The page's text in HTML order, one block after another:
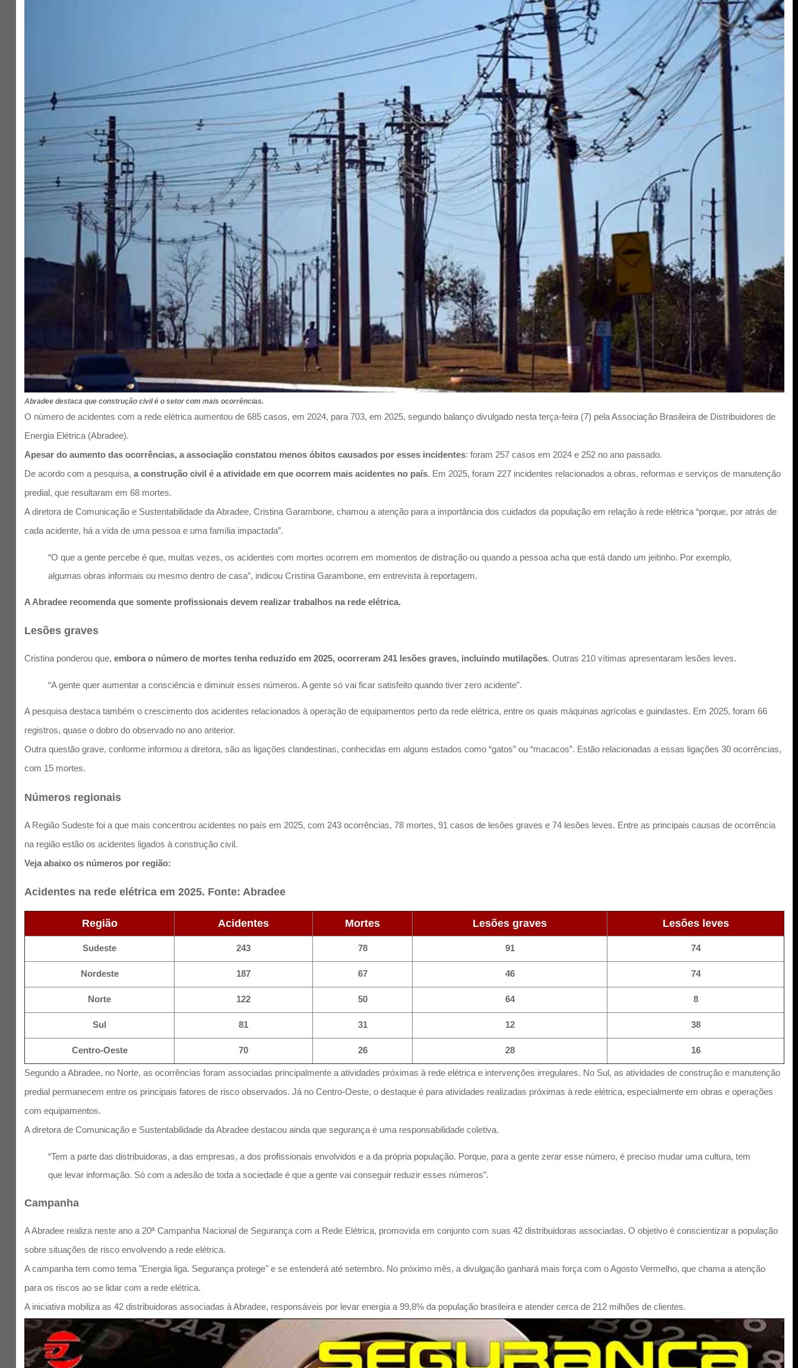
Abradee destaca que construção civil é o setor com mais ocorrências.
O número de acidentes com a rede elétrica aumentou de 685 casos, em 2024, para 703, em 2025, segundo balanço divulgado nesta terça-feira (7) pela Associação Brasileira de Distribuidores de
Energia Elétrica (Abradee).
Apesar do aumento das ocorrências, a associação constatou menos óbitos causados por esses incidentes: foram 257 casos em 2024 e 252 no ano passado.
De acordo com a pesquisa,a construção civil é a atividade em que ocorrem mais acidentes no país. Em 2025, foram 227 incidentes relacionados a obras, reformas e serviços de manutenção
predial, que resultaram em 68 mortes.
A diretora de Comunicação e Sustentabilidade da Abradee, Cristina Garambone, chamou a atenção para a importância dos cuidados da população em relação à rede elétrica “porque, por atrás de
cada acidente, há a vida de uma pessoa e uma família impactada”.
“O que a gente percebe é que, muitas vezes, os acidentes com mortes ocorrem em momentos de distração ou quando a pessoa acha que está dando um jeitinho. Por exemplo,
algumas obras informais ou mesmo dentro de casa”, indicou Cristina Garambone, em entrevista à reportagem.
A Abradee recomenda que somente profissionais devem realizar trabalhos na rede elétrica.
Lesões graves
Cristina ponderou que,embora o número de mortes tenha reduzido em 2025, ocorreram 241 lesões graves, incluindo mutilações. Outras 210 vítimas apresentaram lesões leves.
“A gente quer aumentar a consciência e diminuir esses números. A gente só vai ficar satisfeito quando tiver zero acidente”.
A pesquisa destaca também o crescimento dos acidentes relacionados à operação de equipamentos perto da rede elétrica, entre os quais máquinas agrícolas e guindastes. Em 2025, foram 66
registros, quase o dobro do observado no ano anterior.
Outra questão grave, conforme informou a diretora, são as ligações clandestinas, conhecidas em alguns estados como “gatos” ou “macacos”. Estão relacionadas a essas ligações 30 ocorrências,
com 15 mortes.
Números regionais
A Região Sudeste foi a que mais concentrou acidentes no país em 2025, com 243 ocorrências, 78 mortes, 91 casos de lesões graves e 74 lesões leves. Entre as principais causas de ocorrência
na região estão os acidentes ligados à construção civil.
Veja abaixo os números por região:
Acidentes na rede elétrica em 2025. Fonte: Abradee
Região Acidentes Mortes Lesões graves Lesões leves
Sudeste 243 78 91 74
Nordeste 187 67 46 74
Norte 122 50 64 8
Sul 81 31 12 38
Centro-Oeste 70 26 28 16
Segundo a Abradee, no Norte, as ocorrências foram associadas principalmente a atividades próximas à rede elétrica e intervenções irregulares. No Sul, as atividades de construção e manutenção
predial permanecem entre os principais fatores de risco observados. Já no Centro-Oeste, o destaque é para atividades realizadas próximas à rede elétrica, especialmente em obras e operações
com equipamentos.
A diretora de Comunicação e Sustentabilidade da Abradee destacou ainda que segurança é uma responsabilidade coletiva.
“Tem a parte das distribuidoras, a das empresas, a dos profissionais envolvidos e a da própria população. Porque, para a gente zerar esse número, é preciso mudar uma cultura, tem
que levar informação. Só com a adesão de toda a sociedade é que a gente vai conseguir reduzir esses números”.
Campanha
A Abradee realiza neste ano a 20ª Campanha Nacional de Segurança com a Rede Elétrica, promovida em conjunto com suas 42 distribuidoras associadas. O objetivo é conscientizar a população
sobre situações de risco envolvendo a rede elétrica.
A campanha tem como tema "Energia liga. Segurança protege" e se estenderá até setembro. No próximo mês, a divulgação ganhará mais força com o Agosto Vermelho, que chama a atenção
para os riscos ao se lidar com a rede elétrica.
A iniciativa mobiliza as 42 distribuidoras associadas à Abradee, responsáveis por levar energia a 99,8% da população brasileira e atender cerca de 212 milhões de clientes.